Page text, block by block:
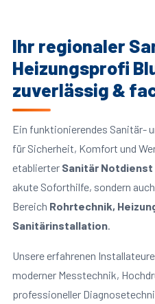
Ihr regionaler
Heizungsprofi
zuverlässig &
Ein funktionierendes Sanitär-
für Sicherheit, Komfort und
etablierter Sanitär Notdienst
akute Soforthilfe, sondern
Bereich Rohrtechnik,
Sanitärinstallation.
Unsere erfahrenen
moderner Messtechnik,
professioneller